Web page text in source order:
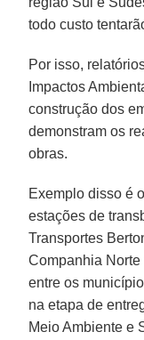
todo custo
Por isso,
Impactos
construção dos
demonstram os
obras.
Exemplo disso é
estações de
Transportes
Companhia
entre os
na etapa de
Meio Ambiente e